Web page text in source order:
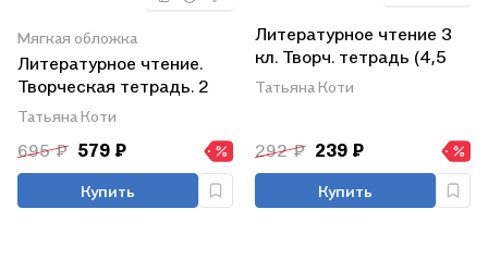
Мягкая обложка
Литературное чтение.
Творческая тетрадь. 2
класс
Татьяна Коти
695 ₽ 579 ₽
Купить
Литературное чтение 3
кл. Творч. тетрадь (4,5
изд) (мАШУ)
Татьяна Коти
292 ₽ 239 ₽
Купить